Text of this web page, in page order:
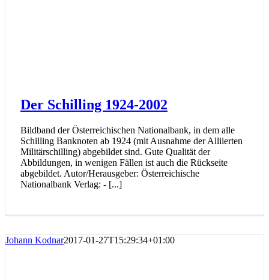
Der Schilling 1924-2002
Bildband der Österreichischen Nationalbank, in dem alle
Schilling Banknoten ab 1924 (mit Ausnahme der Alliierten
Militärschilling) abgebildet sind. Gute Qualität der
Abbildungen, in wenigen Fällen ist auch die Rückseite
abgebildet. Autor/Herausgeber: Österreichische
Nationalbank Verlag: - [...]
Johann Kodnar2017-01-27T15:29:34+01:00